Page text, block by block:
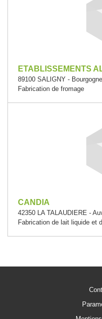
ETABLISSEMENTS
89100 SALIGNY -
Fabrication de fromage
CANDIA
42350 LA TALAUDIERE -
Fabrication de lait liquide et